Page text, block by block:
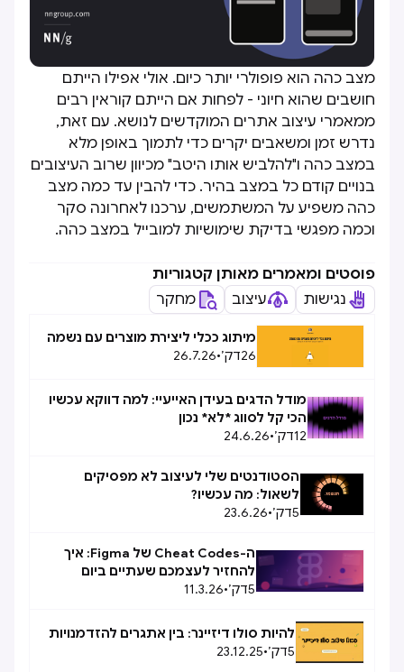
מצב כהה הוא פופולרי יותר כיום. אולי אפילו הייתם
חושבים שהוא חיוני - לפחות אם הייתם קוראין רבים
ממאמרי עיצוב אתרים המוקדשים לנושא. עם זאת,
נדרש זמן ומשאבים יקרים כדי לתמוך באופן מלא
במצב כהה ו"להלביש אותו היטב" מכיוון שרוב העיצובים
בנויים קודם כל במצב בהיר. כדי להבין עד כמה מצב
כהה משפיע על המשתמשים, ערכנו לאחרונה סקר
וכמה מפגשי בדיקת שימושיות למובייל במצב כהה.
פוסטים ומאמרים מאותן קטגוריות
נגישות
עיצוב מחקר
מיתוג ככלי ליצירת מוצרים עם נשמה
26דק׳•
26.7.26
מודל הדגים בעידן האייעיי: למה דווקא עכשיו
הכי קל לסווג *לא* נכון
12דק׳•
24.6.26
הסטודנטים שלי לעיצוב לא מפסיקים
לשאול: מה עכשיו?
5דק׳•
23.6.26
ה-Cheat Codes של Figma: איך
להחזיר לעצמכם שעתיים ביום
5דק׳•
11.3.26
להיות סולו דיזיינר: בין אתגרים להזדמנויות
5דק׳•
23.12.25